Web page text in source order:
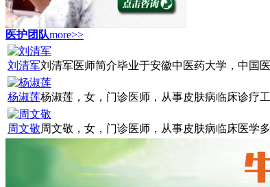
医护团队more>>
刘清军刘清军医师简介毕业于安徽中医药大学，中国
杨淑莲杨淑莲，女，门诊医师，从事皮肤病临床诊疗
周文敬周文敬，女，门诊医师，从事皮肤病临床医学